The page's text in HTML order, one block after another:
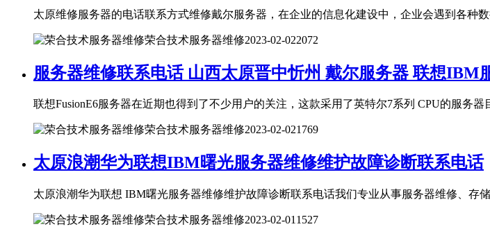
太原维修服务器的电话联系方式维修戴尔服务器，在企业的信息化建设中，企业会遇到各种
荣合技术服务器维修2023-02-022072
服务器维修联系电话 山西太原晋中忻州 戴尔服务器 联想IBM
联想FusionE6服务器在近期也得到了不少用户的关注，这款采用了英特尔7系列 CPU的服务
荣合技术服务器维修2023-02-021769
太原浪潮华为联想IBM曙光服务器维修维护故障诊断联系电话
太原浪潮华为联想 IBM曙光服务器维修维护故障诊断联系电话我们专业从事服务器维修、存
荣合技术服务器维修2023-02-01 1527